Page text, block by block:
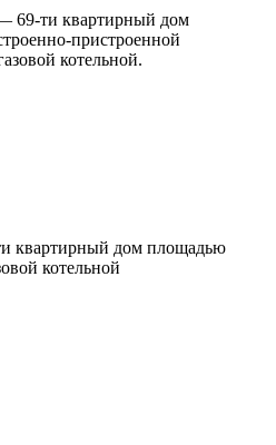
69-ти квартирный дом
пристроенной
котельной.
квартирный дом площадью
котельной